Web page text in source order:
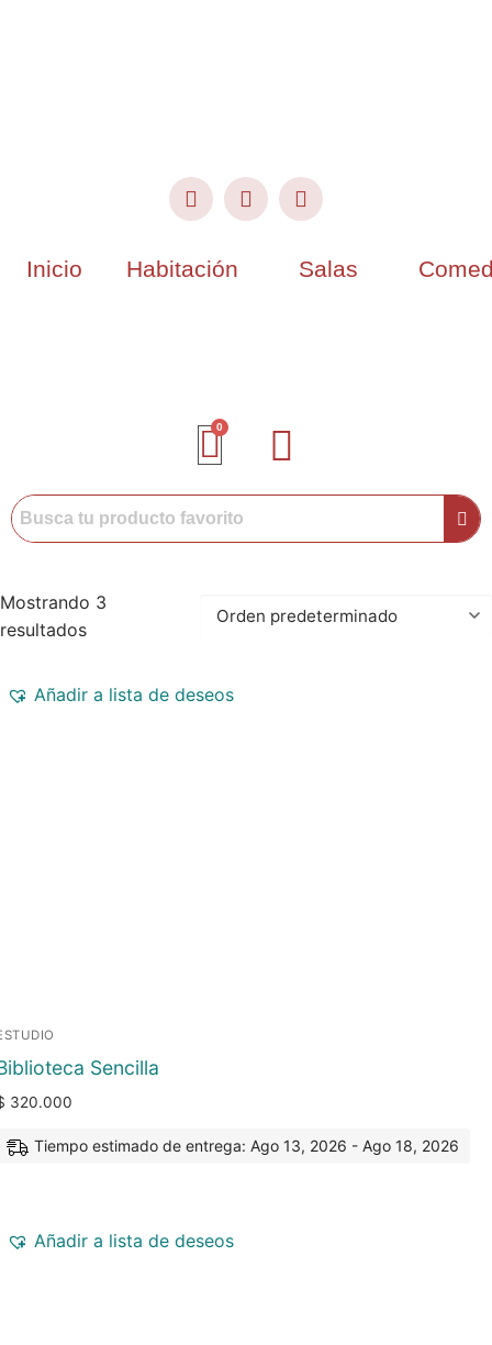
Inicio Habitación Salas
Mostrando 3
resultados
Añadir a lista de deseos
Sencilla
320.000
Tiempo estimado de entrega: Ago 13, 2026 - Ago 18, 2026
Añadir a lista de deseos